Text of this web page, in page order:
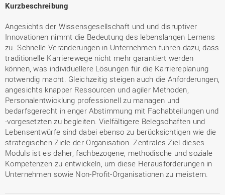
Kurzbeschreibung
Angesichts der Wissensgesellschaft und und disruptiver
Innovationen nimmt die Bedeutung des lebenslangen Lernens
zu. Schnelle Veränderungen in Unternehmen führen dazu, dass
traditionelle Karrierewege nicht mehr garantiert werden
können, was individuellere Lösungen für die Karriereplanung
notwendig macht. Gleichzeitig steigen auch die Anforderungen,
angesichts knapper Ressourcen und agiler Methoden,
Personalentwicklung professionell zu managen und
bedarfsgerecht in enger Abstimmung mit Fachabteilungen und
-vorgesetzten zu begleiten. Vielfältigere Belegschaften und
Lebensentwürfe sind dabei ebenso zu berücksichtigen wie die
strategischen Ziele der Organisation. Zentrales Ziel dieses
Moduls ist es daher, fachbezogene, methodische und soziale
Kompetenzen zu entwickeln, um diese Herausforderungen in
Unternehmen sowie Non-Profit-Organisationen zu meistern.